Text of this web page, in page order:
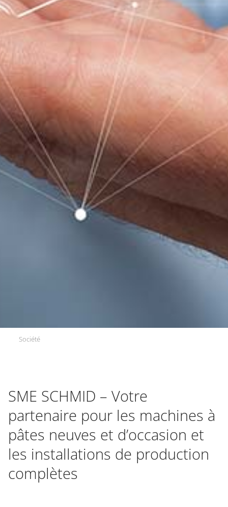
Société
SME SCHMID – Votre
partenaire pour les machines à
pâtes neuves et d’occasion et
les installations de production
complètes